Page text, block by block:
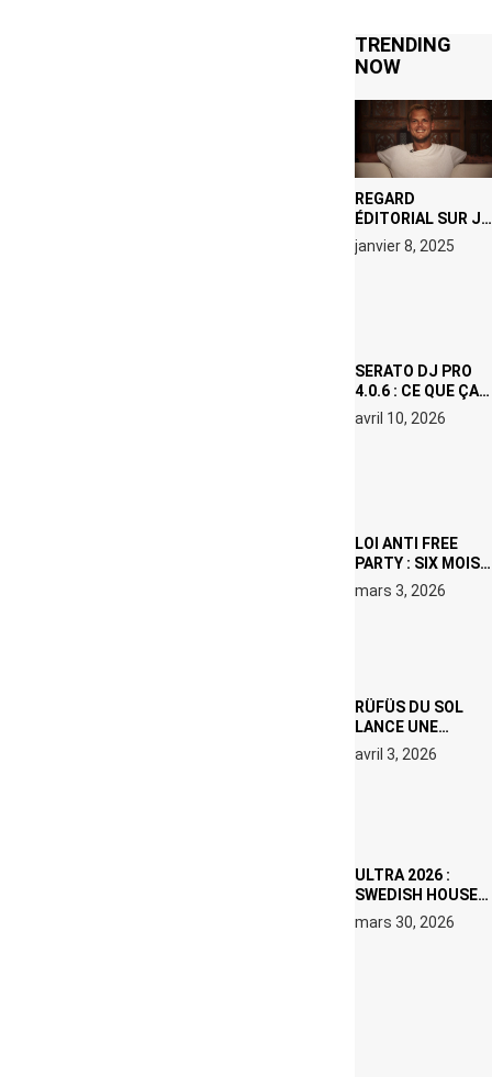
TRENDING
NOW
REGARD
ÉDITORIAL SUR JE
M’APPELLE TIM
(NETFLIX) : AVICII,
janvier 8, 2025
SERATO DJ PRO
4.0.6 : CE QUE ÇA
CHANGE, MÊME SI
VOUS N’ÊTES NI
avril 10, 2026
LOI ANTI FREE
PARTY : SIX MOIS
DE PRISON ET 5
000 € D’AMENDE
mars 3, 2026
RÜFÜS DU SOL
LANCE UNE
RÉSIDENCE DJ
SET DE QUATRE
avril 3, 2026
ULTRA 2026 :
SWEDISH HOUSE
MAFIA RETROUVE
ERIC PRYDZ DANS
mars 30, 2026